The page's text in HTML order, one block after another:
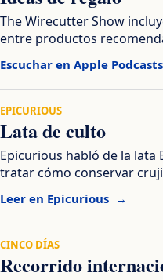
The Wirecutter Show
entre productos
Escuchar en Apple Podcasts
EPICURIOUS
Lata de culto
Epicurious habló de la lata
tratar cómo conservar
Leer en Epicurious
CINCO DÍAS
Recorrido